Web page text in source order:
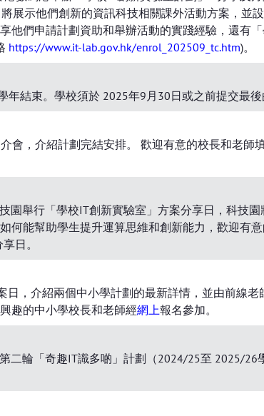
展示他們創新的資訊科技相關課外活動方案，並
他們申請計劃資助和舉辦活動的實踐經驗，還有
https://www.it-lab.gov.hk/enrol_202509_tc.htm)。
結束。學校須於 2025年9月30日或之前提交最後
會，介紹計劃完結安排。 歡迎有意的校長和老師
舉行「學校IT創新實驗室」方案分享日，科技
何能幫助學生提升運算思維和創新能力，歡迎有
日。
，介紹兩個中小學計劃的最新詳情，並由前線老
趣的中小學校長和老師經網上報名參加。
二輪「奇趣IT識多啲」計劃（2024/25至 2025/26